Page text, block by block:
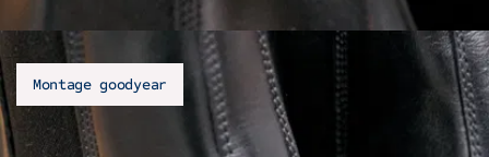
Montage goodyear